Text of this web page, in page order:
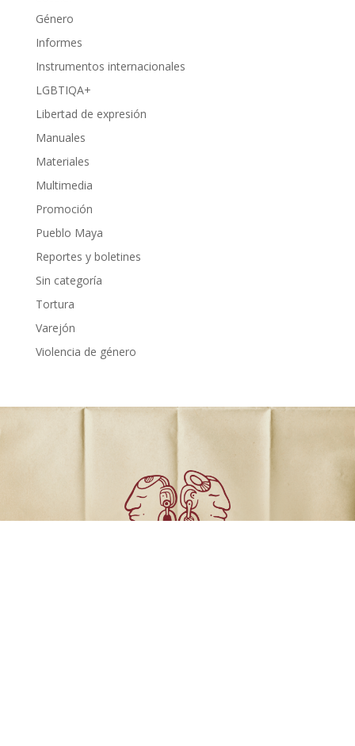
Género
Informes
Instrumentos internacionales
LGBTIQA+
Libertad de expresión
Manuales
Materiales
Multimedia
Promoción
Pueblo Maya
Reportes y boletines
Sin categoría
Tortura
Varejón
Violencia de género